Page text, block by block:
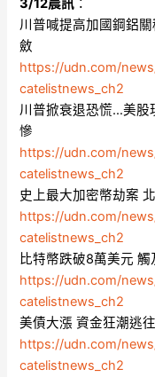
3/12晨訊 ：
川普喊提高加國鋼鋁
斂
https://udn.com/
catelistnews_ch2
川普掀衰退恐慌…美股
慘
https://udn.com/
catelistnews_ch2
史上最大加密幣劫案
https://udn.com/
catelistnews_ch2
比特幣跌破8萬美元 觸
https://udn.com/
catelistnews_ch2
美債大漲 資金狂潮逃
https://udn.com/
catelistnews_ch2